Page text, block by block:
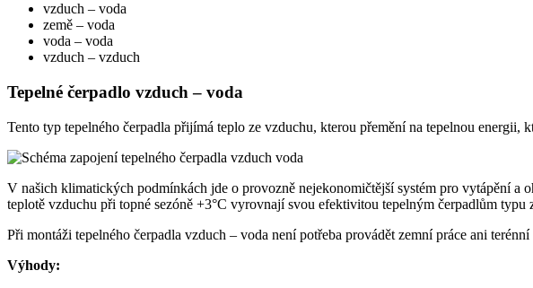
vzduch – voda
země – voda
voda – voda
vzduch – vzduch
Tepelné čerpadlo vzduch – voda
Tento typ tepelného čerpadla přijímá teplo ze vzduchu, kterou přemění na tepelnou
V našich klimatických podmínkách jde o provozně nejekonomičtější systém pro vytápění a
teplotě vzduchu při topné sezóně +3°C vyrovnají svou efektivitou tepelným čerpadlům typu
Při montáži tepelného čerpadla vzduch – voda není potřeba provádět zemní práce ani
Výhody: